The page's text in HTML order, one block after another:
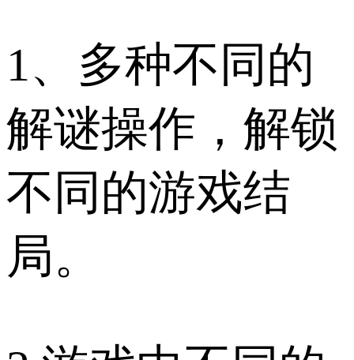
1、多种不同的
解谜操作，解锁
不同的游戏结
局。